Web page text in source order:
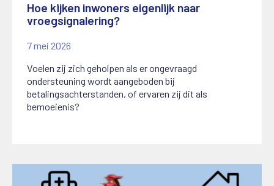
Hoe kijken inwoners eigenlijk naar
vroegsignalering?
7 mei 2026
Voelen zij zich geholpen als er ongevraagd
ondersteuning wordt aangeboden bij
betalingsachterstanden, of ervaren zij dit als
bemoeienis?